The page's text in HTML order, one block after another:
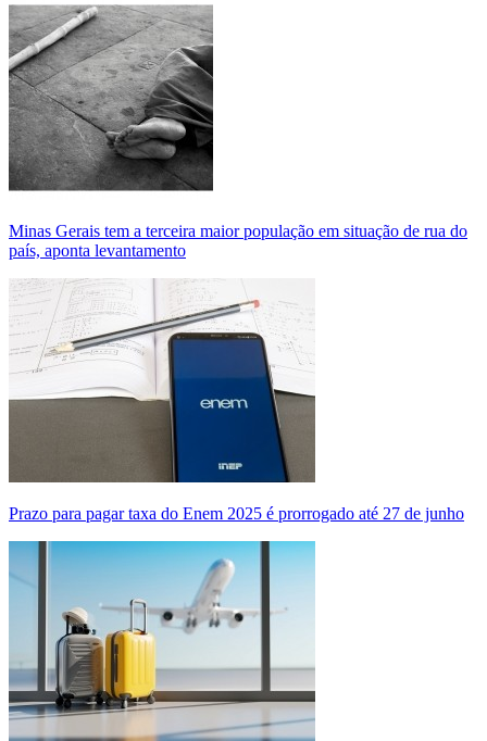
Minas Gerais tem a terceira maior população em situação de rua do
país, aponta levantamento
Prazo para pagar taxa do Enem 2025 é prorrogado até 27 de junho